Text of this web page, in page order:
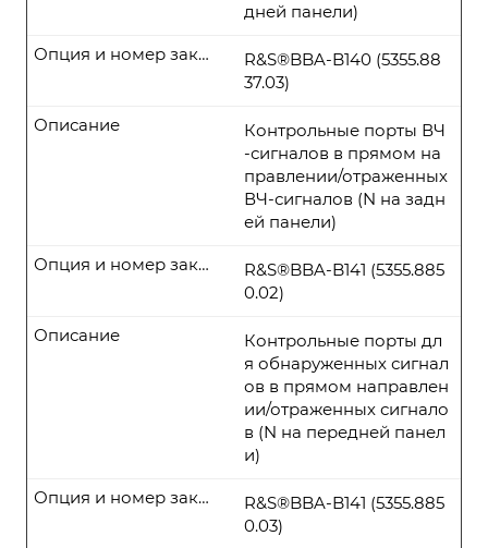
дней панели)
R&S®BBA-B140 (5355.88
37.03)
Опция и номер заказа
Контрольные порты ВЧ
-сигналов в прямом на
правлении/отраженных
ВЧ-сигналов (N на задн
ей панели)
Описание
R&S®BBA-B141 (5355.885
0.02)
Опция и номер заказа
Контрольные порты дл
я обнаруженных сигнал
ов в прямом направлен
ии/отраженных сигнало
в (N на передней панел
и)
Описание
R&S®BBA-B141 (5355.885
0.03)
Опция и номер заказа